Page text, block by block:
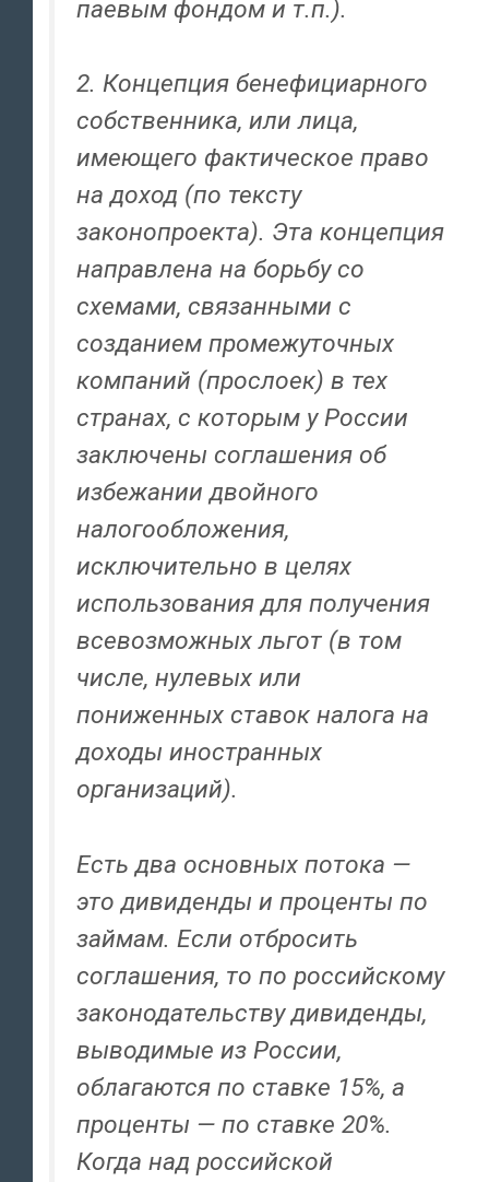
паевым фондом и т.п.).
2. Концепция бенефициарного
собственника, или лица,
имеющего фактическое право
на доход (по тексту
законопроекта). Эта концепция
направлена на борьбу со
схемами, связанными с
созданием промежуточных
компаний (прослоек) в тех
странах, с которым у России
заключены соглашения об
избежании двойного
налогообложения,
исключительно в целях
использования для получения
всевозможных льгот (в том
числе, нулевых или
пониженных ставок налога на
доходы иностранных
организаций).
Есть два основных потока —
это дивиденды и проценты по
займам. Если отбросить
соглашения, то по российскому
законодательству дивиденды,
выводимые из России,
облагаются по ставке 15%, а
проценты — по ставке 20%.
Когда над российской